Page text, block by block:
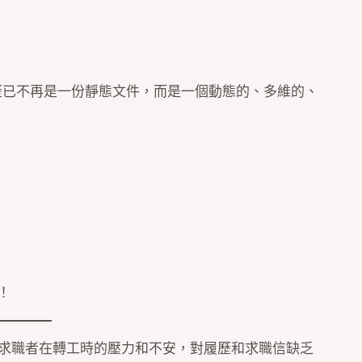
不再是一份靜態文件，而是一個動態的、多維的、
職者在轉工時的壓力和不安，對履歷和求職信缺乏